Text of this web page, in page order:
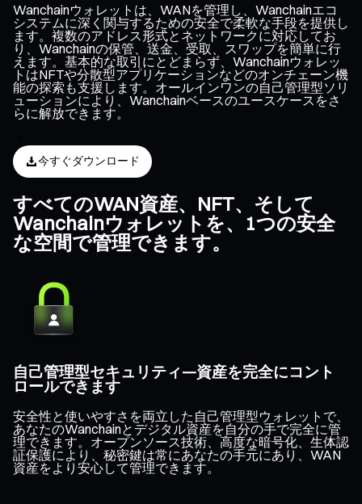
Wanchainウォレットは、WANを管理し、Wanchainエコ
システムに深く関与するための安全で柔軟な手段を提供し
ます。複数のアドレス形式とネットワークに対応してお
り、Wanchainの保管、送金、受取、スワップを簡単に行
えます。基本的な取引にとどまらず、Wanchainウォレッ
トはNFTや分散型アプリケーションなどのオンチェーン機
能の探索も支援します。オールインワンの自己管理型ソリ
ューションにより、Wanchainベースのユースケースをさ
らに解放できます。
今すぐダウンロード
すべてのWAN資産、NFT、そして
Wanchainウォレットを、1つの安全
な空間で管理できます。
自己管理型セキュリティ—資産を完全にコント
ロールできます
安全性と使いやすさを両立した自己管理型ウォレットで、
あなたのWanchainとデジタル資産を自分の手で完全に管
理できます。オープンソース技術、高度な暗号化、生体認
証保護により、秘密鍵は常にあなたの手元にあり、WAN
資産をより安心して管理できます。